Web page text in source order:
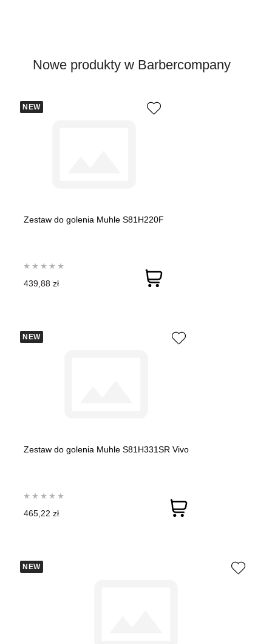
Nowe produkty w Barbercompany
NEW
Zestaw do golenia Muhle S81H220F
439,88 zł
NEW
Zestaw do golenia Muhle S81H331SR Vivo
465,22 zł
NEW